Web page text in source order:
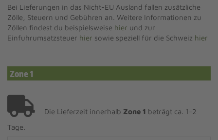
Bei Lieferungen in das Nicht-EU Ausland fallen zusätzliche
Zölle, Steuern und Gebühren an. Weitere Informationen zu
Zöllen findest du beispielsweise hier und zur
Einfuhrumsatzsteuer hier sowie speziell für die Schweiz hier
Zone 1
Die Lieferzeit innerhalb Zone 1 beträgt ca. 1-2
Tage.